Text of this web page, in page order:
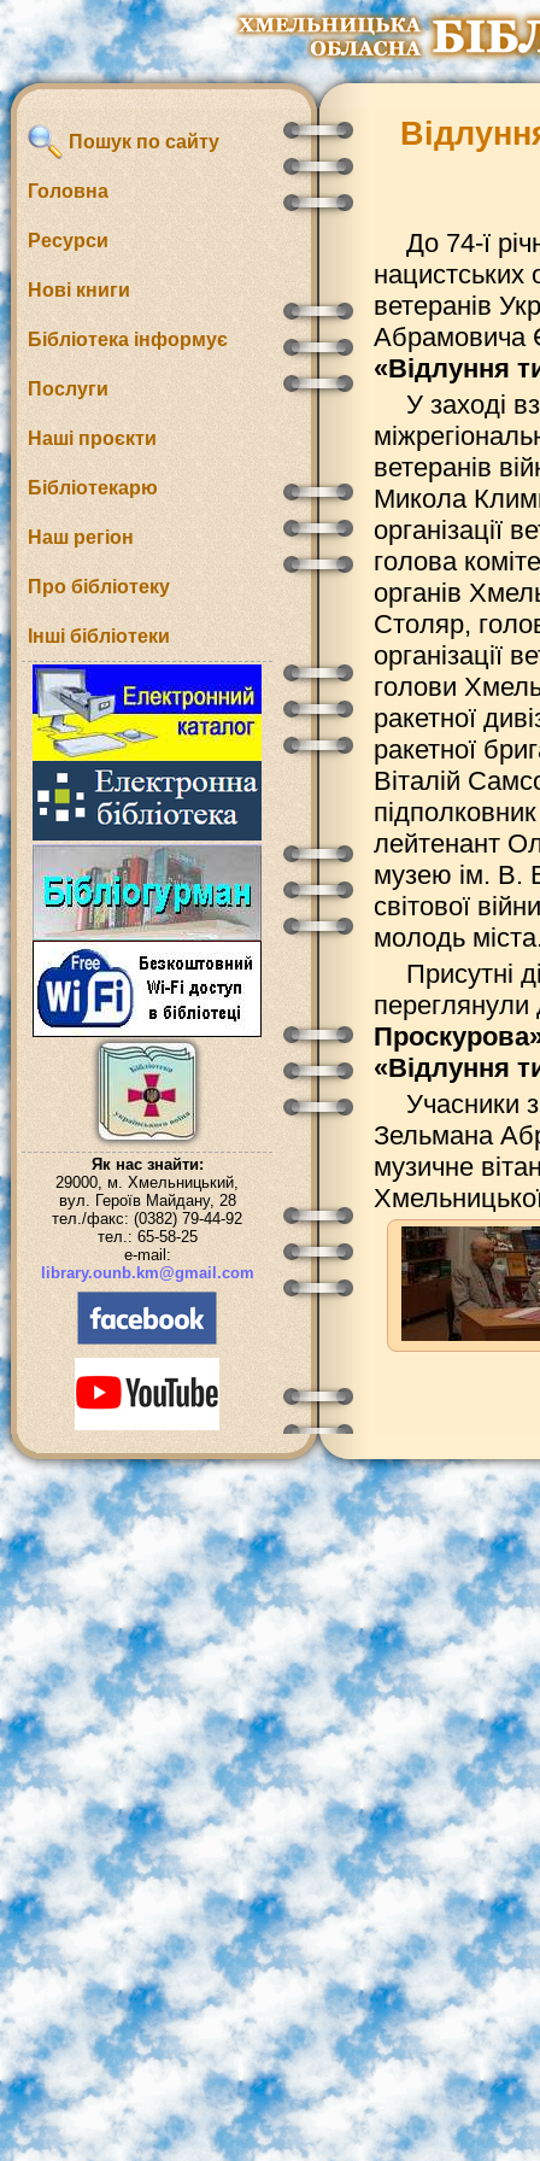
Пошук по сайту
Головна
Ресурси
Нові книги
Бібліотека інформує
Послуги
Наші проєкти
Бібліотекарю
Наш регіон
Про бібліотеку
Інші бібліотеки
Як нас знайти:
29000, м. Хмельницький,
вул. Героїв Майдану, 28
тел./факс: (0382) 79-44-92
тел.: 65-58-25
e-mail:
library.ounb.km@gmail.com
До 74-ї
нацистських
ветеранів
Абрамовича
«Відлуння
У заході
ветеранів
Микола
організації
голова
органів
Столяр,
організації
голови
ракетної
ракетної
Віталій
лейтенант
музею ім. В.
світової
молодь
Присутні
переглянули
«Відлуння
Учасники
Зельмана
музичне